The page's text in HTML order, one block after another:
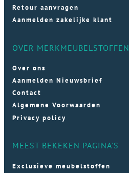
Retour aanvragen
Aanmelden zakelijke klant
OVER MERKMEUBELSTOFFEN
Over ons
Aanmelden Nieuwsbrief
Contact
Algemene Voorwaarden
Privacy policy
MEEST BEKEKEN PAGINA'S
Exclusieve meubelstoffen